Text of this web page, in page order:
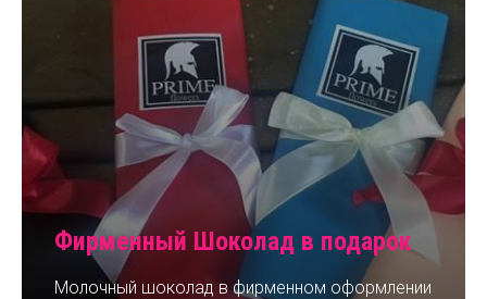
Фирменный Шоколад в подарок
Молочный шоколад в фирменном оформлении